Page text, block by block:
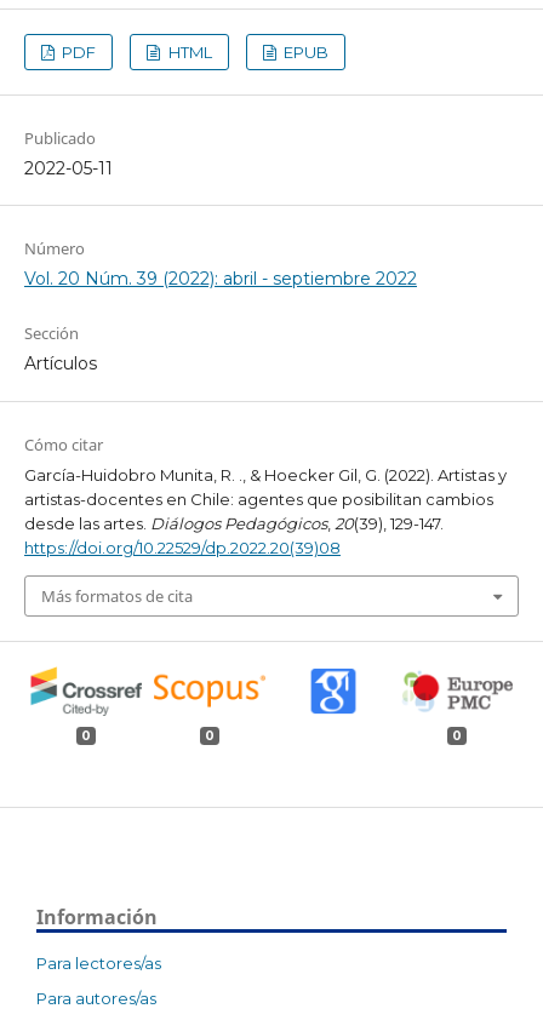
PDF HTML EPUB
Publicado
2022-05-11
Número
Vol. 20 Núm. 39 (2022): abril - septiembre 2022
Sección
Artículos
Cómo citar
García-Huidobro Munita, R. ., & Hoecker Gil, G. (2022). Artistas y
artistas-docentes en Chile: agentes que posibilitan cambios
desde las artes. Diálogos Pedagógicos, 20(39), 129-147.
https://doi.org/10.22529/dp.2022.20(39)08
Más formatos de cita
0 0 0
Información
Para lectores/as
Para autores/as